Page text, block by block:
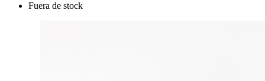
Fuera de stock